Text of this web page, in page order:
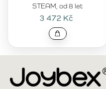
STEAM, od 8 let
3 472 Kč